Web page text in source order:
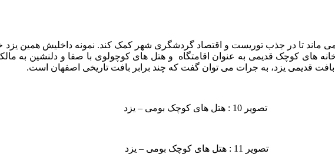
ماند تا در جذب توریست و اقتصاد گردشگری شهر کمک کند. نمونه داخلیش همین یزد
های کوچک قدیمی به عنوان اقامتگاه و هتل های کوچولوی با صفا و دلنشین به
قدیمی یزد، به جرات می توان گفت که چند برابر بافت تاریخی اصفهان است.
تصویر 10 : هتل های کوچک بومی – یزد
تصویر 11 : هتل های کوچک بومی – یزد